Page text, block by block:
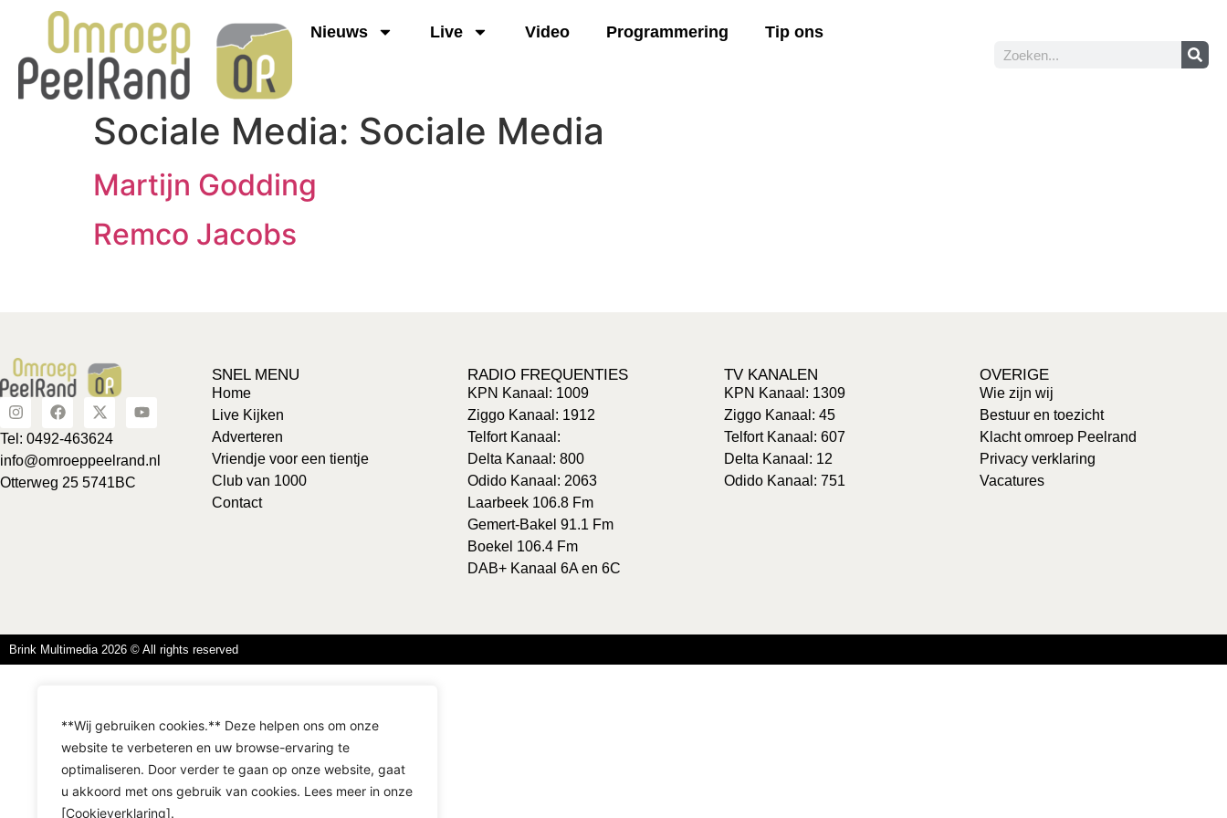
**Wij gebruiken cookies.** Deze helpen ons om onze
website te verbeteren en uw browse-ervaring te
optimaliseren. Door verder te gaan op onze website, gaat
u akkoord met ons gebruik van cookies. Lees meer in onze
[Cookieverklaring].
Nieuws Live Video Programmering Tip ons
Sociale Media: Sociale Media
Martijn Godding
Remco Jacobs
Tel: 0492-463624
info@omroeppeelrand.nl
Otterweg 25 5741BC
SNEL MENU
Home
Live Kijken
Adverteren
Vriendje voor een tientje
Club van 1000
Contact
RADIO FREQUENTIES
KPN Kanaal: 1009
Ziggo Kanaal: 1912
Telfort Kanaal:
Delta Kanaal: 800
Odido Kanaal: 2063
Laarbeek 106.8 Fm
Gemert-Bakel 91.1 Fm
Boekel 106.4 Fm
DAB+ Kanaal 6A en 6C
TV KANALEN
KPN Kanaal: 1309
Ziggo Kanaal: 45
Telfort Kanaal: 607
Delta Kanaal: 12
Odido Kanaal: 751
OVERIGE
Wie zijn wij
Bestuur en toezicht
Klacht omroep Peelrand
Privacy verklaring
Vacatures
Brink Multimedia 2026 © All rights reserved